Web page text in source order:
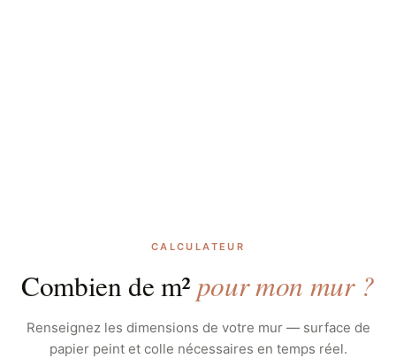
CALCULATEUR
Combien de m²pour mon mur ?
Renseignez les dimensions de votre mur — surface de
papier peint et colle nécessaires en temps réel.